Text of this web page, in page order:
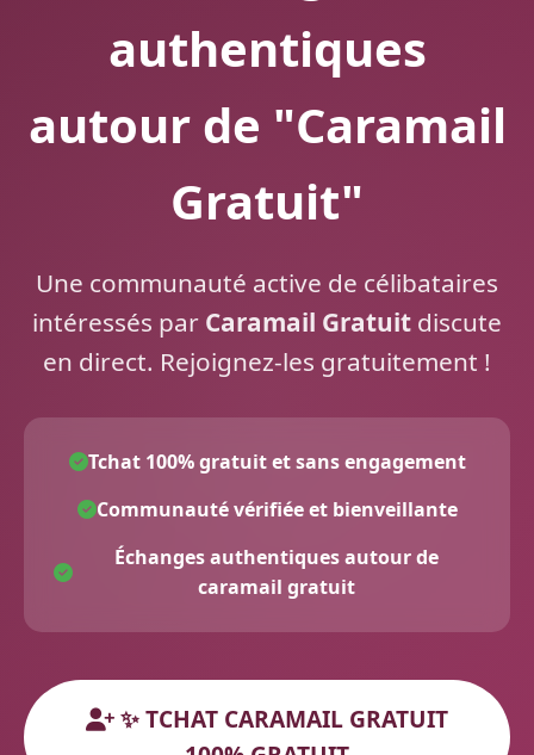
authentiques
autour de "Caramail
Gratuit"
Une communauté active de célibataires
intéressés par Caramail Gratuit discute
en direct. Rejoignez-les gratuitement !
Tchat 100% gratuit et sans engagement
Communauté vérifiée et bienveillante
Échanges authentiques autour de
caramail gratuit
✨ TCHAT CARAMAIL GRATUIT